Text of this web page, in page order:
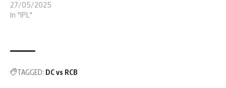
27/05/2025
In "IPL"
TAGGED: DC vs RCB